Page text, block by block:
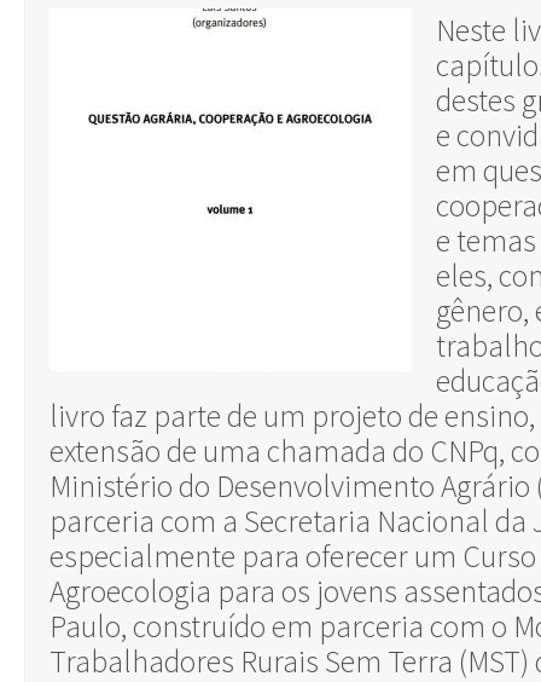
Neste
destes
e
em
e
eles,
gênero,
livro faz parte de um projeto de
extensão de uma chamada do CNPq,
Ministério do Desenvolvimento Agrário
parceria com a Secretaria Nacional da
especialmente para oferecer um
Agroecologia para os jovens
Paulo, construído em parceria com o
Trabalhadores Rurais Sem Terra (MST)